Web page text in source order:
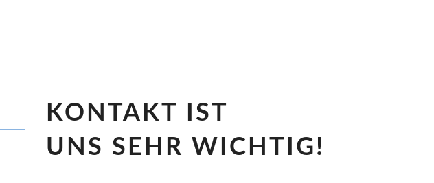
KONTAKT IST
UNS SEHR WICHTIG!